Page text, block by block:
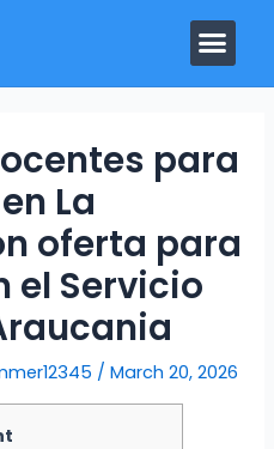
para
La
oferta para
el Servicio
/March 20, 2026